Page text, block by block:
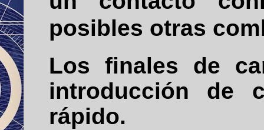
posibles otras
Los finales de
introducción de
rápido.